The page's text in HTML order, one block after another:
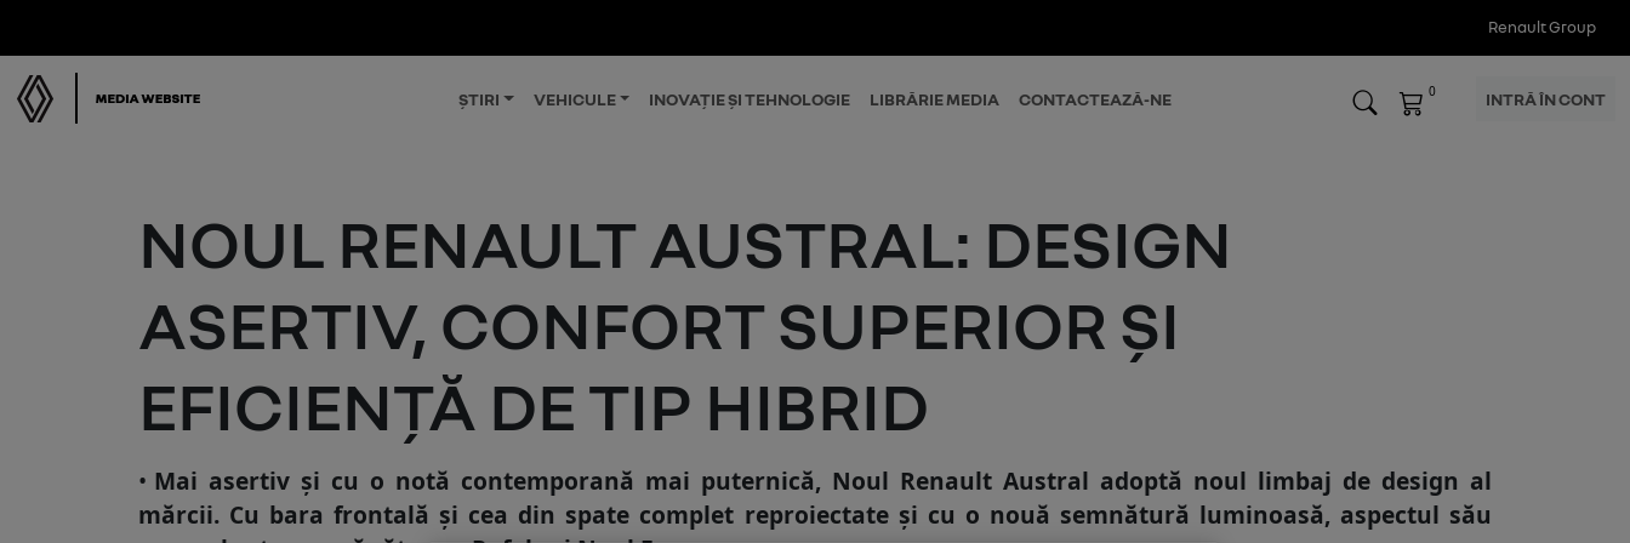
Renault Group
ȘTIRI VEHICULE INOVAȚIE ȘI TEHNOLOGIE LIBRĂRIE MEDIA CONTACTEAZĂ-NE 0 INTRĂ ÎN CONT
NOUL RENAULT AUSTRAL: DESIGN
ASERTIV, CONFORT SUPERIOR ȘI
EFICIENȚĂ DE TIP HIBRID
Mai asertiv și cu o notă contemporană mai puternică, Noul Renault Austral adoptă noul limbaj de design al
mărcii. Cu bara frontală și cea din spate complet reproiectate și cu o nouă semnătură luminoasă, aspectul său